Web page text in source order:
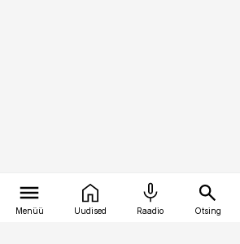
Menüü Uudised Raadio Otsing